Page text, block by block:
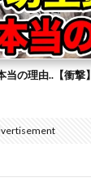
の理由..【衝撃】